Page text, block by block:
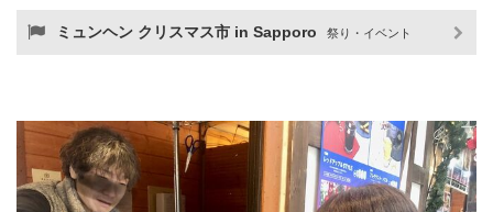
ミュンヘン クリスマス市 in Sapporo 祭り・イベント